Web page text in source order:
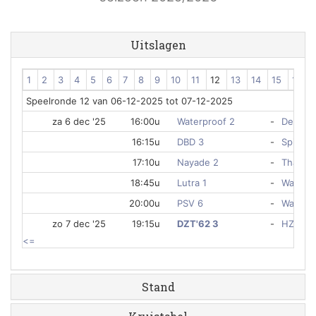
Uitslagen
1 2 3 4 5 6 7 8 9 10 11 12 13 14 15 16
Speelronde 12 van 06-12-2025 tot 07-12-2025
za 6 dec '25
16:00u Waterproof 2 -
De Rog
16:15u
DBD 3 -
Spio 1
17:10u
Nayade 2 -
18:45u
Lutra 1 -
20:00u
PSV 6 -
zo 7 dec '25
19:15u DZT'62 3 -
HZPC 2
<=
Stand